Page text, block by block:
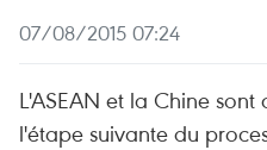
07/08/2015 07:24
L'ASEAN et la Chine
l'étape suivante du